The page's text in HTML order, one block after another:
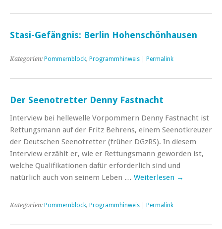
Stasi-Gefängnis: Berlin Hohenschönhausen
Kategorien: Pommernblock, Programmhinweis Permalink
Der Seenotretter Denny Fastnacht
Interview bei hellewelle Vorpommern Denny Fastnacht ist
Rettungsmann auf der Fritz Behrens, einem Seenotkreuzer
der Deutschen Seenotretter (früher DGzRS). In diesem
Interview erzählt er, wie er Rettungsmann geworden ist,
welche Qualifikationen dafür erforderlich sind und
natürlich auch von seinem Leben … Weiterlesen →
Kategorien: Pommernblock, Programmhinweis Permalink